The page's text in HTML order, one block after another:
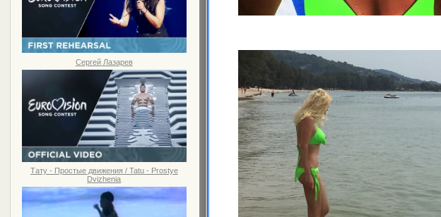
Сергей Лазарев
Тату - Простые движения / Tatu - Prostye
Dvizhenia